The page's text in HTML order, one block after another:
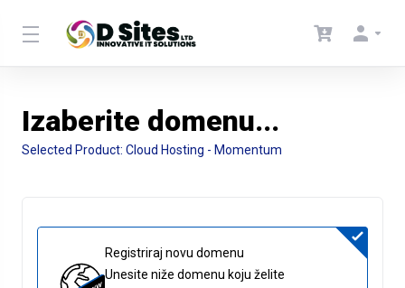
Izaberite domenu...
Selected Product: Cloud Hosting - Momentum
Registriraj novu domenu
Unesite niže domenu koju želite